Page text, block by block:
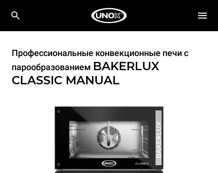
Профессиональные конвекционные печи с
парообразованием BAKERLUX
CLASSIC MANUAL